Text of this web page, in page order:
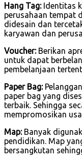
Hang Tag:Identitas
perusahaan tempat
didesain dan
karyawan dan
Voucher:Berikan
untuk dapat
pembelanjaan
Paper Bag:
paper bag yang
terbaik. Sehingga
mempromosikan
Map:Banyak
pendidikan. Map
bersangkutan